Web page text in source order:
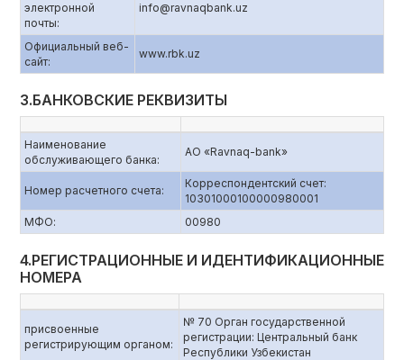
электронной
почты:
info@ravnaqbank.uz
Официальный веб-
сайт:
www.rbk.uz
3.БАНКОВСКИЕ РЕКВИЗИТЫ
Наименование
обслуживающего банка:
АО «Ravnaq-bank»
Номер расчетного счета:
Корреспондентский счет:
10301000100000980001
МФО:
00980
4.РЕГИСТРАЦИОННЫЕ И ИДЕНТИФИКАЦИОННЫЕ
НОМЕРА
присвоенные
регистрирующим органом:
№ 70 Орган государственной
регистрации: Центральный банк
Республики Узбекистан